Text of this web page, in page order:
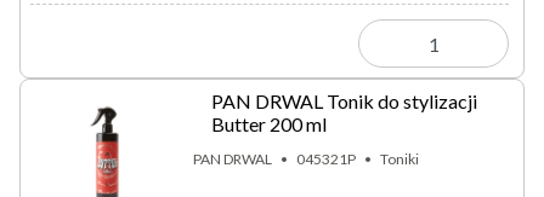
PAN DRWAL Tonik do stylizacji
Butter 200 ml
PAN DRWAL 045321P Toniki